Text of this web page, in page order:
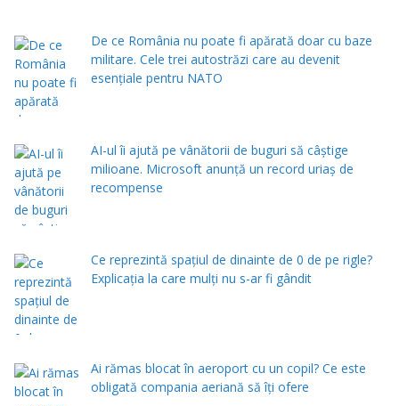
De ce România nu poate fi apărată doar cu baze
militare. Cele trei autostrăzi care au devenit
esențiale pentru NATO
AI-ul îi ajută pe vânătorii de buguri să câștige
milioane. Microsoft anunță un record uriaș de
recompense
Ce reprezintă spaţiul de dinainte de 0 de pe rigle?
Explicaţia la care mulţi nu s-ar fi gândit
Ai rămas blocat în aeroport cu un copil? Ce este
obligată compania aeriană să îți ofere